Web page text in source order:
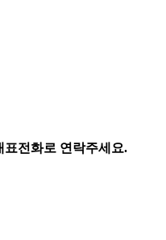
전화로 연락주세요.